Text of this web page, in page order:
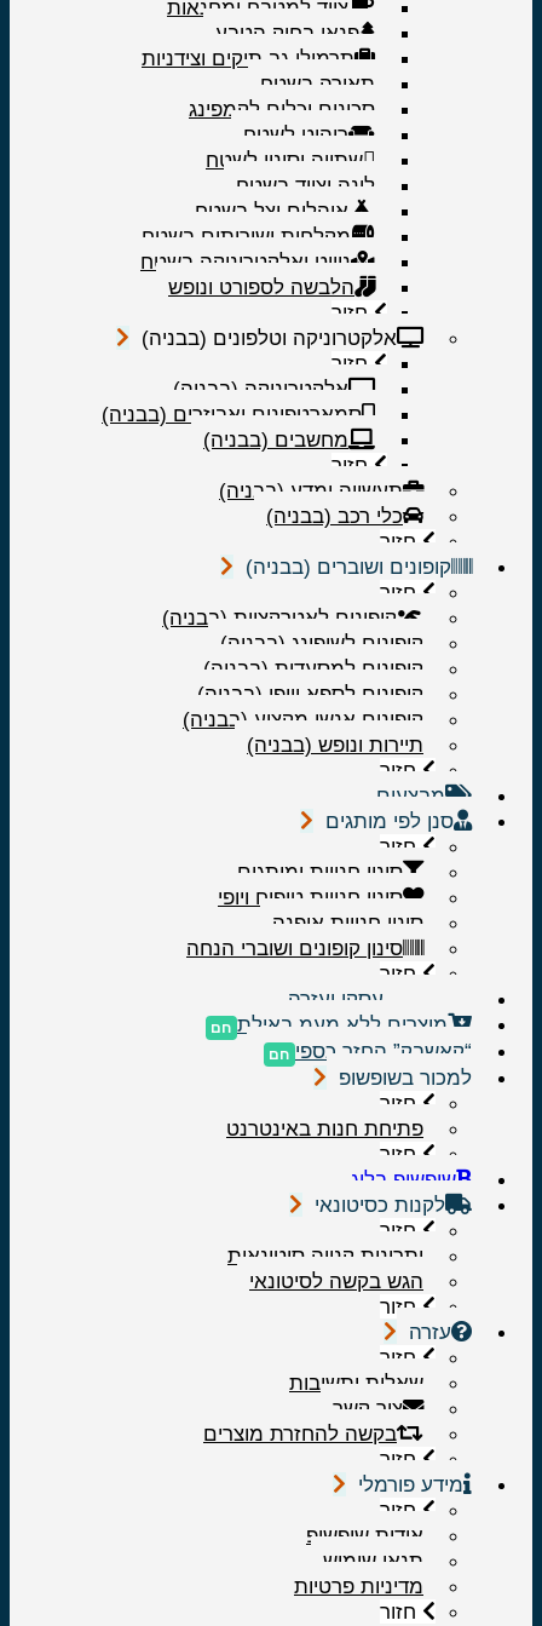
ציוד למטבח ומחנאות
פנאי בחיק הטבע
תרמילי גב תיקים וצידניות
תאורה בשטח
סכינים וכלים לקמפינג
ריהוט לשטח
שתייה וסינון לשטח
לינה וציוד בשטח
אוהלים וצל בשטח
מקלחות ושירותים בשטח
ניווט ואלקטרוניקה בשטח
הלבשה לספורט ונופש
חזור
אלקטרוניקה וטלפונים (בבניה)
חזור
אלקטרוניקה (בבניה)
סמארטפונים ואביזרים (בבניה)
מחשבים (בבניה)
חזור
תעשייה ומדע (בבניה)
כלי רכב (בבניה)
חזור
קופונים ושוברים (בבניה)
חזור
קופונים לאטרקציות (בבניה)
קופונים לשופינג (בבניה)
קופונים למסעדות (בבניה)
קופונים לספא ויופי (בבניה)
קופונים אנשי מקצוע (בבניה)
תיירות ונופש (בבניה)
חזור
מבצעים
סנן לפי מותגים
חזור
סינון חנויות ומותגים
סינון חנויות טיפוח ויופי
סינון חנויות אופנה
סינון קופונים ושוברי הנחה
חזור
………….עסקי ועזרה…………..
מוצרים ללא מעמ באילת
“קאשבק” החזר כספי
למכור בשופשופ
חזור
פתיחת חנות באינטרנט
חזור
שופשופ בלוג
לקנות כסיטונאי
חזור
יתרונות קנייה סיטונאית
הגש בקשה לסיטונאי
חזור
עזרה
חזור
שאלות ותשובות
צור קשר
בקשה להחזרת מוצרים
חזור
מידע פורמלי
חזור
אודות שופשופ
תנאי שימוש
מדיניות פרטיות
חזור